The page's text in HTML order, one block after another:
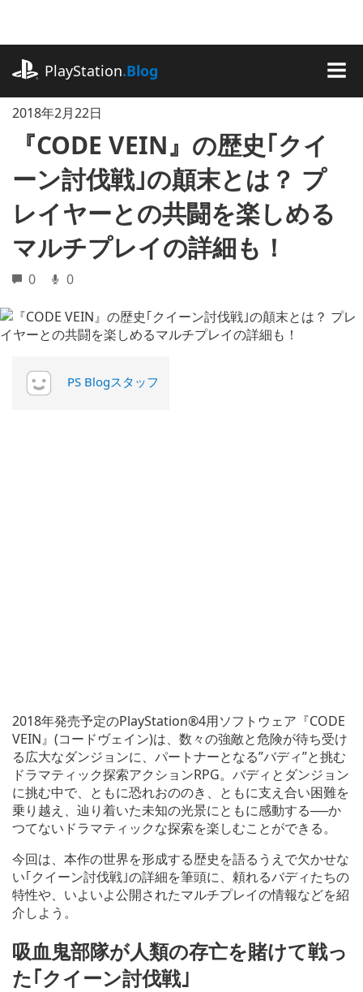
に
キ
ッ
プ
PlayStation.Blog
2018年2月22日
『CODE VEIN』の歴史｢クイ
ーン討伐戦｣の顛末とは？ プ
レイヤーとの共闘を楽しめる
マルチプレイの詳細も！
0 0
PS Blogスタッフ
2018年発売予定のPlayStation®4用ソフトウェア『CODE
VEIN』(コードヴェイン)は、数々の強敵と危険が待ち受け
る広大なダンジョンに、パートナーとなる”バディ”と挑む
ドラマティック探索アクションRPG。バディとダンジョン
に挑む中で、ともに恐れおののき、ともに支え合い困難を
乗り越え、辿り着いた未知の光景にともに感動する──か
つてないドラマティックな探索を楽しむことができる。
今回は、本作の世界を形成する歴史を語るうえで欠かせな
い｢クイーン討伐戦｣の詳細を筆頭に、頼れるバディたちの
特性や、いよいよ公開されたマルチプレイの情報などを紹
介しよう。
吸血鬼部隊が人類の存亡を賭けて戦っ
た｢クイーン討伐戦｣